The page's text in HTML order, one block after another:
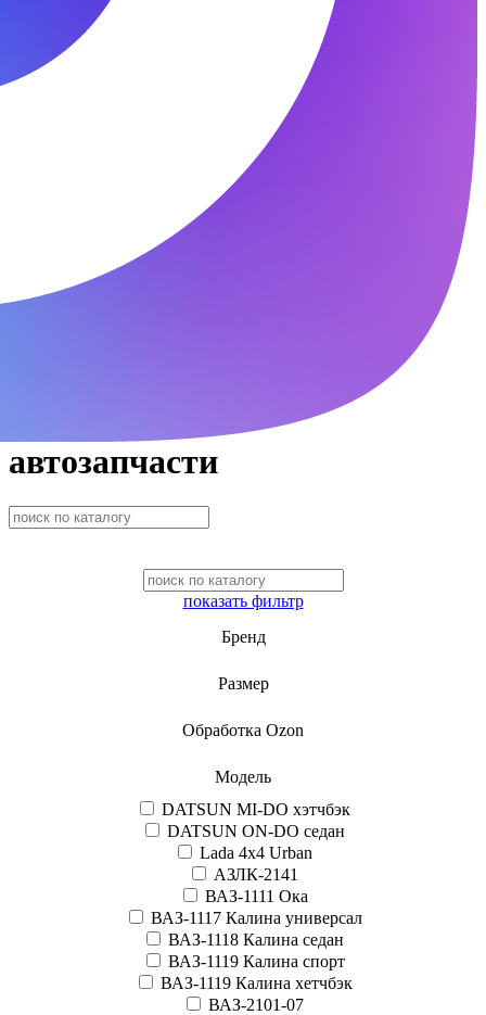
автозапчасти
показать фильтр
Бренд
Размер
Обработка Ozon
Модель
DATSUN MI-DO хэтчбэк
DATSUN ON-DO седан
Lada 4x4 Urban
АЗЛК-2141
ВАЗ-1111 Ока
ВАЗ-1117 Калина универсал
ВАЗ-1118 Калина седан
ВАЗ-1119 Калина спорт
ВАЗ-1119 Калина хетчбэк
ВАЗ-2101-07